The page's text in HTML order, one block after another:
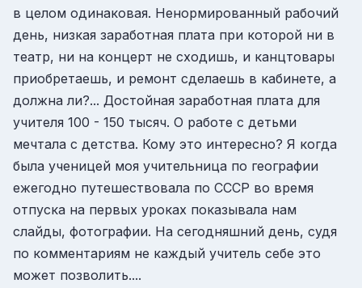
в целом одинаковая. Ненормированный рабочий
день, низкая заработная плата при которой ни в
театр, ни на концерт не сходишь, и канцтовары
приобретаешь, и ремонт сделаешь в кабинете, а
должна ли?... Достойная заработная плата для
учителя 100 - 150 тысяч. О работе с детьми
мечтала с детства. Кому это интересно? Я когда
была ученицей моя учительница по географии
ежегодно путешествовала по СССР во время
отпуска на первых уроках показывала нам
слайды, фотографии. На сегодняшний день, судя
по комментариям не каждый учитель себе это
может позволить....